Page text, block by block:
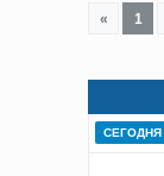
« 1
СЕГОДНЯ